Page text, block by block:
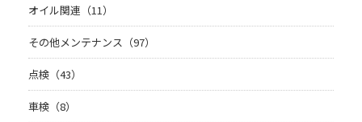
オイル関連（11）
その他メンテナンス（97）
点検（43）
車検（8）